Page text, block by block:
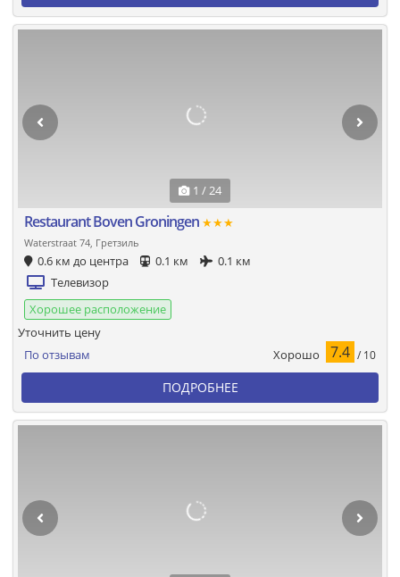
1 / 24
Restaurant Boven Groningen ★★★
Waterstraat 74, Гретзиль
0.6 км до центра 0.1 км
0.1 км
Телевизор
Хорошее расположение
По отзывам Хорошо 7.4 / 10
Уточнить цену
ПОДРОБНЕЕ